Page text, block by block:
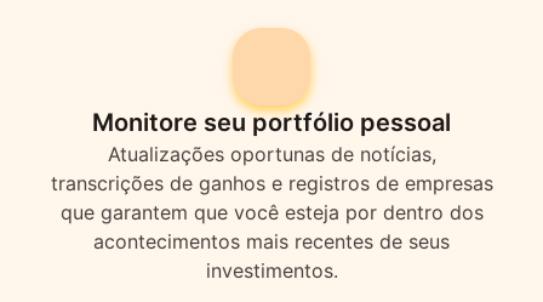
Monitore seu portfólio pessoal
Atualizações oportunas de notícias,
transcrições de ganhos e registros de empresas
que garantem que você esteja por dentro dos
acontecimentos mais recentes de seus
investimentos.